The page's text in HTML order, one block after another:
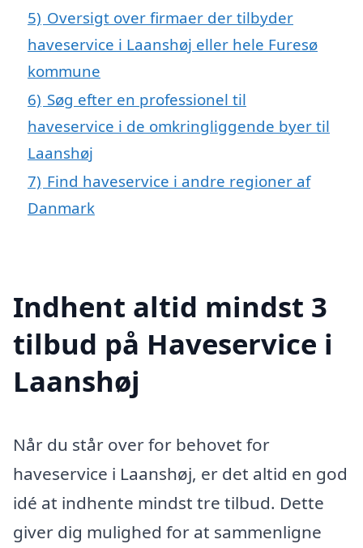
5) Oversigt over firmaer der tilbyder
haveservice i Laanshøj eller hele Furesø
kommune
6) Søg efter en professionel til
haveservice i de omkringliggende byer til
Laanshøj
7) Find haveservice i andre regioner af
Danmark
Indhent altid mindst 3
tilbud på Haveservice i
Laanshøj
Når du står over for behovet for
haveservice i Laanshøj, er det altid en god
idé at indhente mindst tre tilbud. Dette
giver dig mulighed for at sammenligne